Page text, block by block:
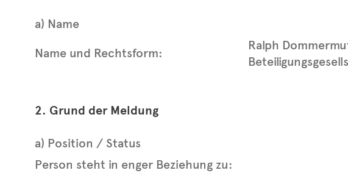
a) Name
Name und Rechtsform:
Ralph
2. Grund der Meldung
a) Position / Status
Person steht in enger Beziehung zu: